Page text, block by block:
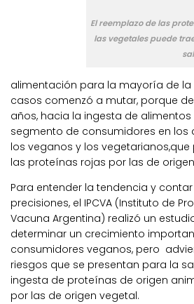
El reemplazo de las
las vegetales puede
alimentación para la mayoría de la
casos comenzó a mutar, porque
años, hacia la ingesta de
segmento de consumidores en los
los veganos y los
las proteínas rojas por las de
Para entender la tendencia y
precisiones, el IPCVA (Instituto de
Vacuna Argentina) realizó un
determinar un crecimiento
consumidores veganos, pero
riesgos que se presentan para la
ingesta de proteínas de origen
por las de origen vegetal.